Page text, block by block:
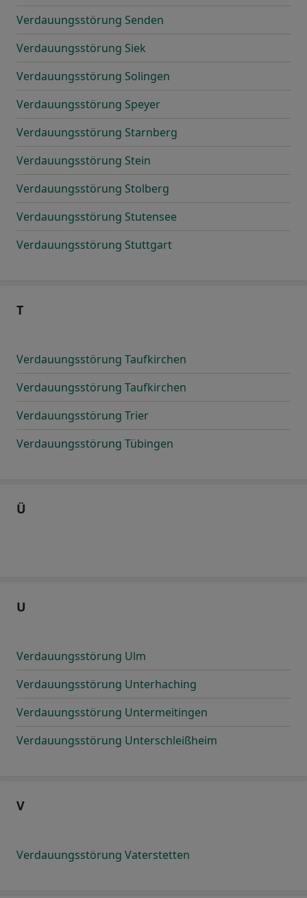
Verdauungsstörung Senden
Verdauungsstörung Siek
Verdauungsstörung Solingen
Verdauungsstörung Speyer
Verdauungsstörung Starnberg
Verdauungsstörung Stein
Verdauungsstörung Stolberg
Verdauungsstörung Stutensee
Verdauungsstörung Stuttgart
T
Verdauungsstörung Taufkirchen
Verdauungsstörung Taufkirchen
Verdauungsstörung Trier
Verdauungsstörung Tübingen
Ü
U
Verdauungsstörung Ulm
Verdauungsstörung Unterhaching
Verdauungsstörung Untermeitingen
Verdauungsstörung Unterschleißheim
V
Verdauungsstörung Vaterstetten